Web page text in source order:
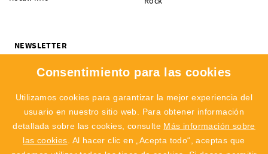
NEWSLETTER
SINGING ROCK? Suscríbete y no te pierdas nada.
Me interesa:
Escalada Profesional
SUBSCRIBIR
Acepto el tratamiento de datos personales
Consentimiento para las cookies
Utilizamos cookies para garantizar la mejor experiencia del
usuario en nuestro sitio web. Para obtener información
detallada sobre las cookies, consulte Más información sobre
las cookies . Al hacer clic en „Acepta todo“, aceptas que